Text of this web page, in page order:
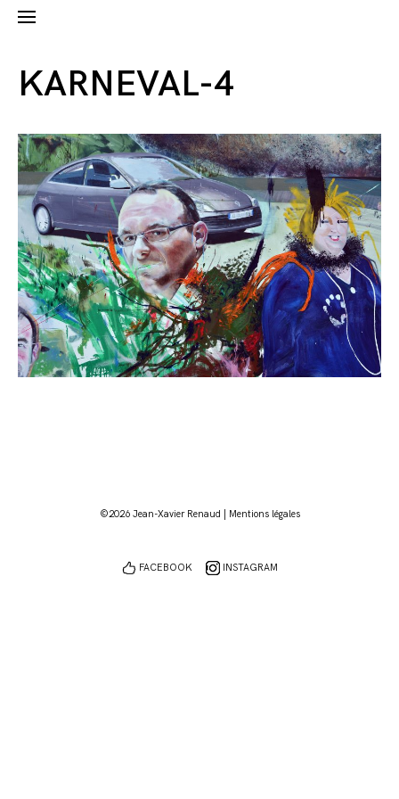
KARNEVAL-4
©2026 Jean-Xavier Renaud | Mentions légales
FACEBOOK INSTAGRAM